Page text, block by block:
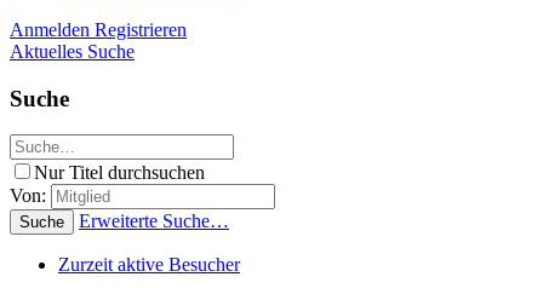
Anmelden Registrieren
Aktuelles Suche
Suche
Nur Titel durchsuchen
Von:
Suche Erweiterte Suche…
Zurzeit aktive Besucher